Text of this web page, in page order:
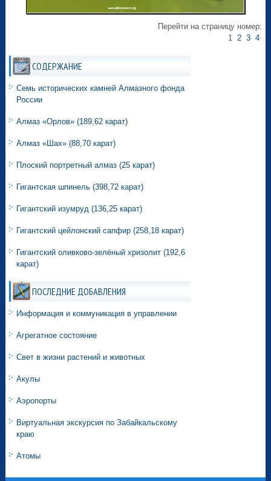
Перейти на страницу номер:
1 2 3 4
СОДЕРЖАНИЕ
Семь исторических камней Алмазного фонда
России
Алмаз «Орлов» (189,62 карат)
Алмаз «Шах» (88,70 карат)
Плоский портретный алмаз (25 карат)
Гигантская шпинель (398,72 карат)
Гигантский изумруд (136,25 карат)
Гигантский цейлонский сапфир (258,18 карат)
Гигантский оливково-зелёный хризолит (192,6
карат)
ПОСЛЕДНИЕ ДОБАВЛЕНИЯ
Информация и коммуникация в управлении
Агрегатное состояние
Свет в жизни растений и животных
Акулы
Аэропорты
Виртуальная экскурсия по Забайкальскому
краю
Атомы